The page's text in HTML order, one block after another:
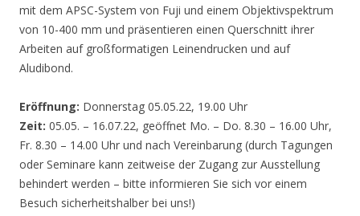
mit dem APSC-System von Fuji und einem Objektivspektrum
von 10-400 mm und präsentieren einen Querschnitt ihrer
Arbeiten auf großformatigen Leinendrucken und auf
Aludibond.
Eröffnung: Donnerstag 05.05.22, 19.00 Uhr
Zeit: 05.05. – 16.07.22, geöffnet Mo. – Do. 8.30 – 16.00 Uhr,
Fr. 8.30 – 14.00 Uhr und nach Vereinbarung (durch Tagungen
oder Seminare kann zeitweise der Zugang zur Ausstellung
behindert werden – bitte informieren Sie sich vor einem
Besuch sicherheitshalber bei uns!)